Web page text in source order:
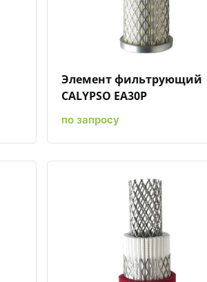
Элемент фильтрующий
CALYPSO EA30P
по запросу